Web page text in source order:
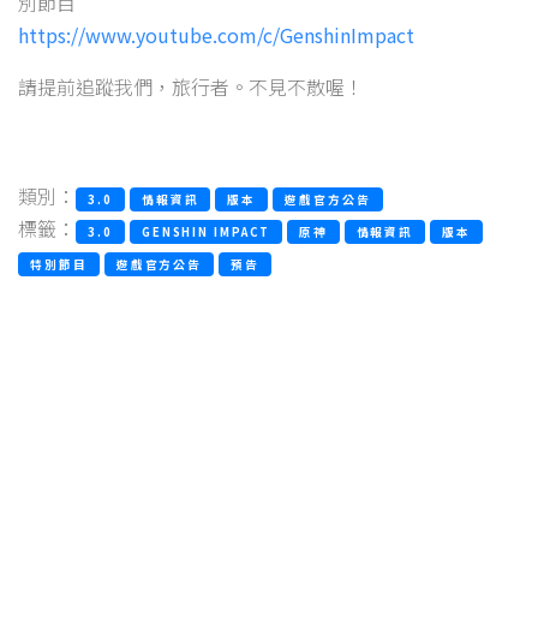
https://www.youtube.com/c/GenshinImpact
請提前追蹤我們，旅行者。不見不散喔！
類別： 3.0 情報資訊 版本 遊戲官方公告
標籤： 3.0 GENSHIN IMPACT 原神 情報資訊
版本
特別節目
遊戲官方公告 預告